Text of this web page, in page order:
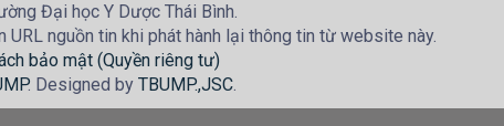
Đại học Y Dược Thái Bình.
nguồn tin khi phát hành lại thông tin từ website này.
bảo mật (Quyền riêng tư)
. Designed by TBUMP.,JSC.